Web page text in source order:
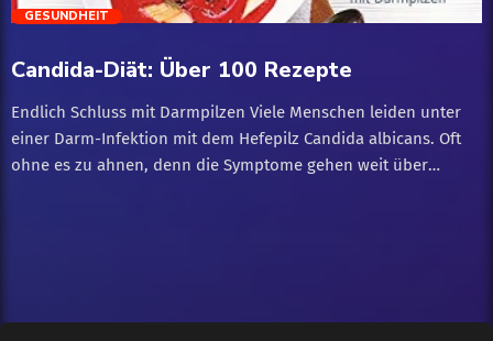
News
Shopping
Wohnen
trending_flat
GESUNDHEIT
Candida-Diät: Über 100 Rezepte
Endlich Schluss mit Darmpilzen Viele Menschen leiden unter
einer Darm-Infektion mit dem Hefepilz Candida albicans. Oft
ohne es zu ahnen, denn die Symptome gehen weit über
Harald Stossier und Peter Mayr jetzt in einer aktualisierten